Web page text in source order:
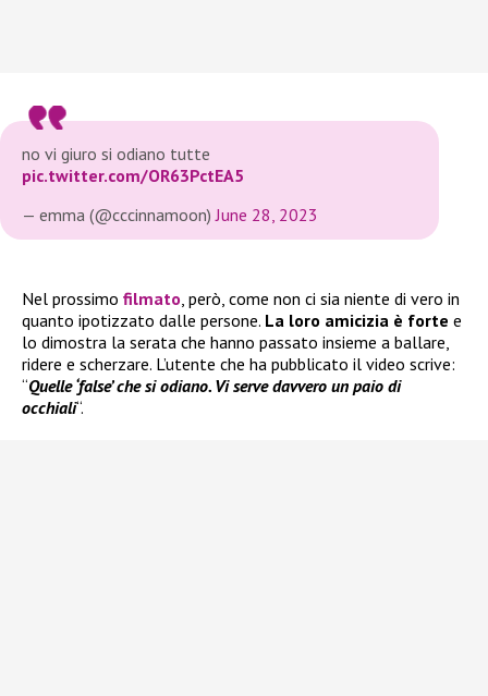
no vi giuro si odiano tutte
pic.twitter.com/OR63PctEA5
— emma (@cccinnamoon)June 28, 2023
Nel prossimo filmato, però, come non ci sia niente di vero in
quanto ipotizzato dalle persone. La loro amicizia è forte e
lo dimostra la serata che hanno passato insieme a ballare,
ridere e scherzare. L’utente che ha pubblicato il video scrive:
“Quelle ‘false’ che si odiano. Vi serve davvero un paio di
occhiali“.